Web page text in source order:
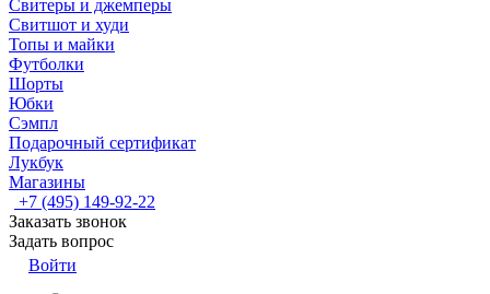
Свитеры и джемперы
Свитшот и худи
Топы и майки
Футболки
Шорты
Юбки
Сэмпл
Подарочный сертификат
Лукбук
Магазины
+7 (495) 149-92-22
Заказать звонок
Задать вопрос
Войти